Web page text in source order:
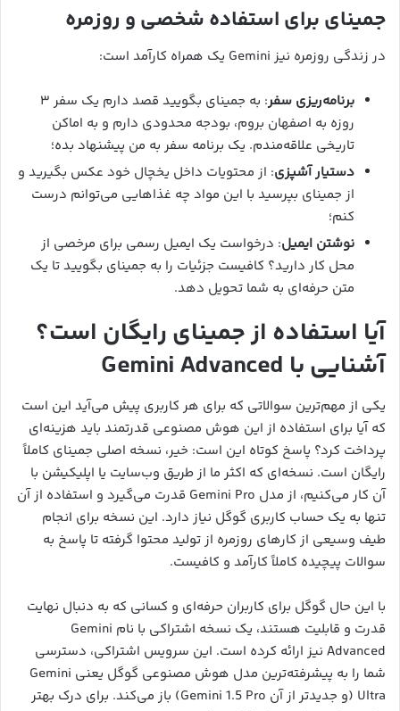
جمینای برای استفاده شخصی و روزمره
در زندگی روزمره نیز Gemini یک همراه کارآمد است:
برنامه‌ریزی سفر
: به جمینای بگویید قصد دارم یک سفر ۳
روزه به اصفهان بروم، بودجه محدودی دارم و به اماکن
تاریخی علاقه‌مندم. یک برنامه سفر به من پیشنهاد بده؛
دستیار آشپزی: از محتویات داخل یخچال خود عکس بگیرید و
از جمینای بپرسید با این مواد چه غذاهایی می‌توانم درست
کنم؛
نوشتن ایمیل: درخواست یک ایمیل رسمی برای مرخصی از
محل کار دارید؟ کافیست جزئیات را به جمینای بگویید تا یک
متن حرفه‌ای به شما تحویل دهد.
آیا استفاده از جمینای رایگان است؟
آشنایی با Gemini Advanced
یکی از مهم‌ترین سوالاتی که برای هر کاربری پیش می‌آید این است
که آیا برای استفاده از این هوش مصنوعی قدرتمند باید هزینه‌ای
پرداخت کرد؟ پاسخ کوتاه این است: خیر، نسخه اصلی جمینای کاملاً
رایگان است. نسخه‌ای که اکثر ما از طریق وب‌سایت یا اپلیکیشن با
آن کار می‌کنیم، از مدل Gemini Pro قدرت می‌گیرد و استفاده از آن
تنها به یک حساب کاربری گوگل نیاز دارد. این نسخه برای انجام
طیف وسیعی از کارهای روزمره از تولید محتوا گرفته تا پاسخ به
سوالات پیچیده کاملاً کارآمد و کافیست.
با این حال گوگل برای کاربران حرفه‌ای و کسانی که به دنبال نهایت
قدرت و قابلیت هستند، یک نسخه اشتراکی با نام Gemini
Advanced نیز ارائه کرده است. این سرویس اشتراکی، دسترسی
شما را به پیشرفته‌ترین مدل هوش مصنوعی گوگل یعنی Gemini
Ultra (و جدیدتر از آن Gemini 1.5 Pro) باز می‌کند. برای درک بهتر